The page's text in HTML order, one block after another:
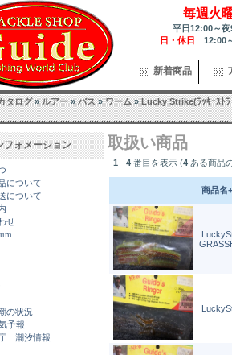
毎週火
平日12:00～
日・休日 12:00
新着商品
タログ»ルアー»バス»ワーム»Lucky Strike(ﾗｯｷｰｽﾄﾗ
フォメーション
について
について
せ
の状況
予報
潮汐情報
取扱い商品
1 - 4 番目を表示 (4 ある商品
商品名+